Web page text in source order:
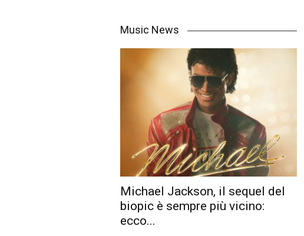
Music News
Michael Jackson, il sequel del
biopic è sempre più vicino:
ecco...